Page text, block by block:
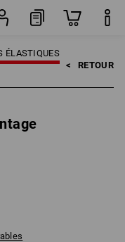
ÉLASTIQUES
< RETOUR